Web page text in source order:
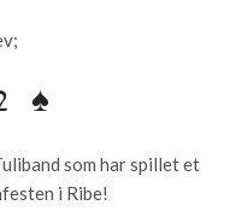
♠️
som har spillet et
i Ribe!